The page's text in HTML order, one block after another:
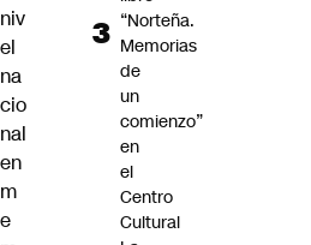
niv
el
na
cio
nal
en
m
e
“Norteña.
Memorias
de
un
comienzo”
en
el
Centro
Cultural